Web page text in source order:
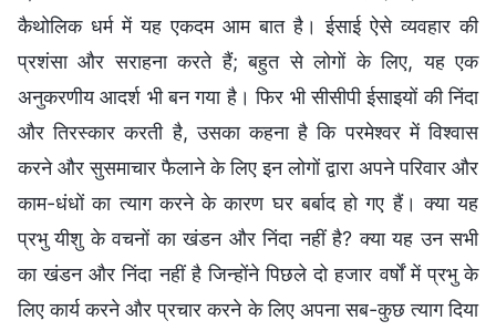
कैथोलिक धर्म में यह एकदम आम बात है। ईसाई ऐसे व्यवहार की
प्रशंसा और सराहना करते हैं; बहुत से लोगों के लिए, यह एक
अनुकरणीय आदर्श भी बन गया है। फिर भी सीसीपी ईसाइयों की निंदा
और तिरस्कार करती है, उसका कहना है कि परमेश्वर में विश्वास
करने और सुसमाचार फैलाने के लिए इन लोगों द्वारा अपने परिवार और
काम-धंधों का त्याग करने के कारण घर बर्बाद हो गए हैं। क्या यह
प्रभु यीशु के वचनों का खंडन और निंदा नहीं है? क्या यह उन सभी
का खंडन और निंदा नहीं है जिन्होंने पिछले दो हजार वर्षों में प्रभु के
लिए कार्य करने और प्रचार करने के लिए अपना सब-कुछ त्याग दिया